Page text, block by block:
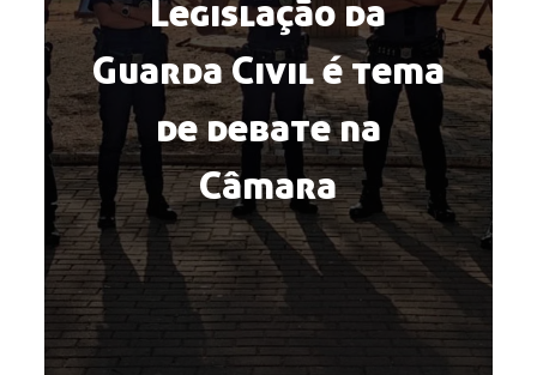
Legislação da
Guarda Civil é tema
de debate na
Câmara